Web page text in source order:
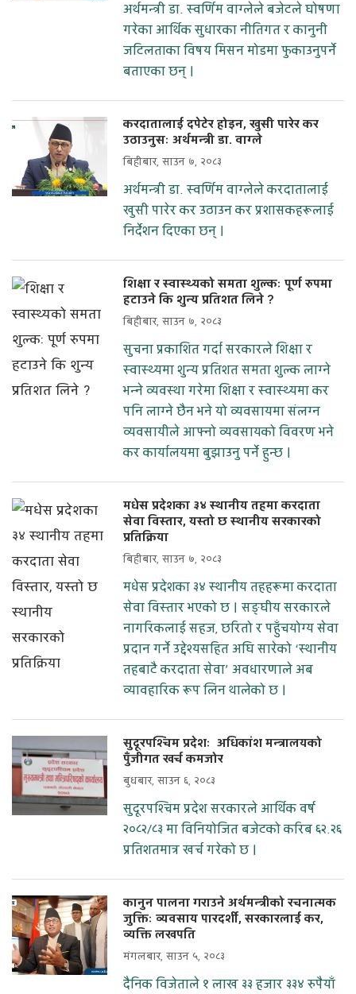
अर्थमन्त्री डा. स्वर्णिम वाग्लेले बजेटले घोषणा
गरेका आर्थिक सुधारका नीतिगत र कानुनी
जटिलताका विषय मिसन मोडमा फुकाउनुपर्ने
बताएका छन् ।
करदातालाई दपेटेर होइन, खुसी पारेर कर
उठाउनुसः अर्थमन्त्री डा. वाग्ले
बिहीबार, साउन ७, २०८३
अर्थमन्त्री डा. स्वर्णिम वाग्लेले करदातालाई
खुसी पारेर कर उठाउन कर प्रशासकहरूलाई
निर्देशन दिएका छन् ।
शिक्षा र स्वास्थ्यको समता शुल्कः पूर्ण रुपमा
हटाउने कि शुन्य प्रतिशत लिने ?
बिहीबार, साउन ७, २०८३
सुचना प्रकाशित गर्दा सरकारले शिक्षा र
स्वास्थ्यमा शुन्य प्रतिशत समता शुल्क लाग्ने
भन्ने व्यवस्था गरेमा शिक्षा र स्वास्थ्यमा कर
पनि लाग्ने छैन भने यो व्यवसायमा संलग्न
व्यवसायीले आफ्नो व्यवसायको विवरण भने
कर कार्यालयमा बुझाउनु पर्ने हुन्छ ।
मधेस प्रदेशका ३४ स्थानीय तहमा करदाता
सेवा विस्तार, यस्तो छ स्थानीय सरकारको
प्रतिक्रिया
बिहीबार, साउन ७, २०८३
मधेस प्रदेशका ३४ स्थानीय तहहरूमा करदाता
सेवा विस्तार भएको छ । सङ्घीय सरकारले
नागरिकलाई सहज, छरितो र पहुँचयोग्य सेवा
प्रदान गर्ने उद्देश्यसहित अघि सारेको ‘स्थानीय
तहबाटै करदाता सेवा’ अवधारणाले अब
व्यावहारिक रूप लिन थालेको छ ।
सुदूरपश्चिम प्रदेशः अधिकांश मन्त्रालयको
पुँजीगत खर्च कमजोर
बुधबार, साउन ६, २०८३
सुदूरपश्चिम प्रदेश सरकारले आर्थिक वर्ष
२०८२/८३ मा विनियोजित बजेटको करिब ६२.२६
प्रतिशतमात्र खर्च गरेको छ ।
कानुन पालना गराउने अर्थमन्त्रीको रचनात्मक
जुक्तिः व्यवसाय पारदर्शी, सरकारलाई कर,
व्यक्ति लखपति
मंगलबार, साउन ५, २०८३
दैनिक विजेताले १ लाख ३३ हजार ३३४ रुपैयाँ